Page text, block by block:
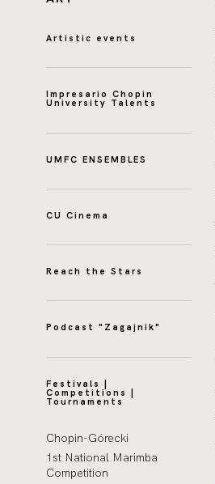
Artistic events
Impresario Chopin
University Talents
UMFC ENSEMBLES
CU Cinema
Reach the Stars
Podcast "Zagajnik"
Festivals |
Competitions |
Tournaments
Chopin-Górecki
1st National Marimba
Competition